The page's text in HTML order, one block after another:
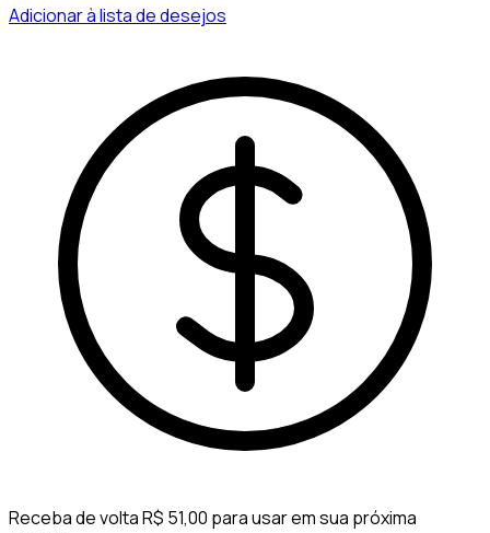
Adicionar à lista de desejos
Receba de volta R$ 51,00 para usar em sua próxima